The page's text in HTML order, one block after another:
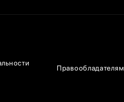
Правообладателям